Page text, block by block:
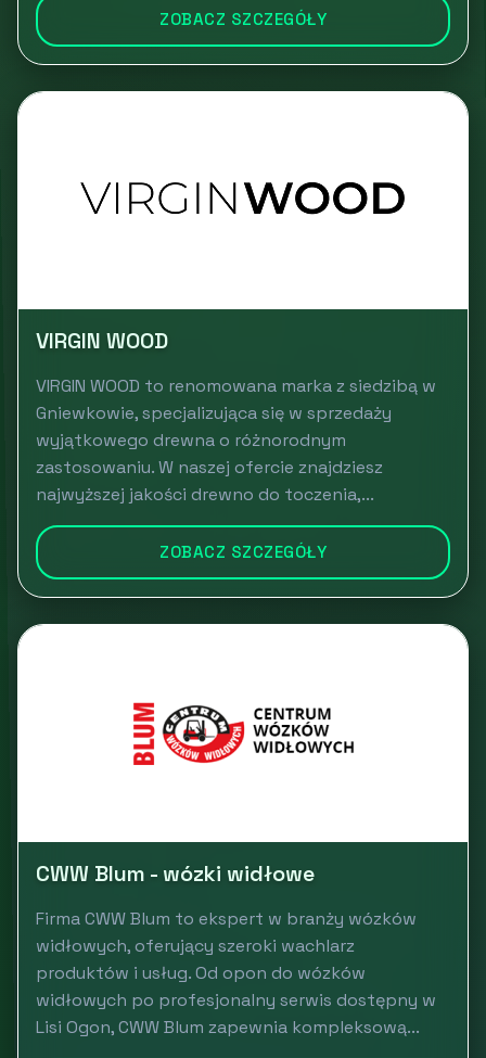
ZOBACZ SZCZEGÓŁY
VIRGIN WOOD
VIRGIN WOOD to renomowana marka z siedzibą w
Gniewkowie, specjalizująca się w sprzedaży
wyjątkowego drewna o różnorodnym
zastosowaniu. W naszej ofercie znajdziesz
najwyższej jakości drewno do toczenia,...
ZOBACZ SZCZEGÓŁY
CWW Blum - wózki widłowe
Firma CWW Blum to ekspert w branży wózków
widłowych, oferujący szeroki wachlarz
produktów i usług. Od opon do wózków
widłowych po profesjonalny serwis dostępny w
Lisi Ogon, CWW Blum zapewnia kompleksową...